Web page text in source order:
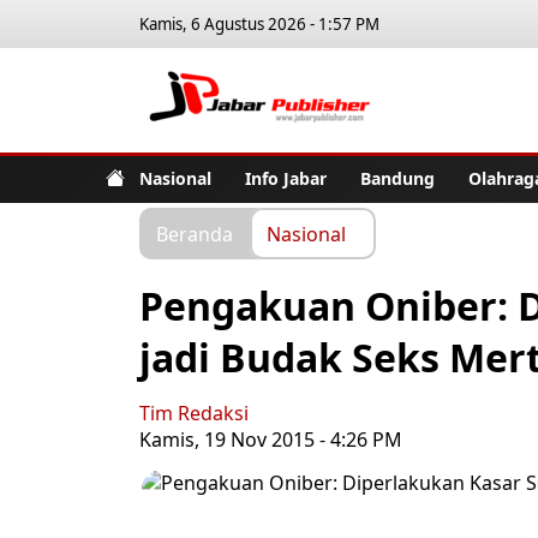
Kamis, 6 Agustus 2026 - 1:57 PM
Nasional Info Jabar Bandung
Beranda Nasional
Pengakuan Oniber:
jadi Budak Seks
Tim Redaksi
Kamis, 19 Nov 2015 - 4:26 PM